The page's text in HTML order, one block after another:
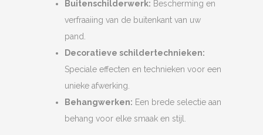
Buitenschilderwerk: Bescherming en
verfraaiing van de buitenkant van uw
pand.
Decoratieve schildertechnieken:
Speciale effecten en technieken voor een
unieke afwerking.
Behangwerken: Een brede selectie aan
behang voor elke smaak en stijl.